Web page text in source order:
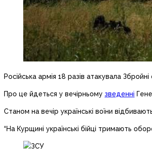
Російська армія 18 разів атакувала
Про це йдеться у вечірньому зведенні
Станом на вечір українські воїни
“На Курщині українські бійці тримають